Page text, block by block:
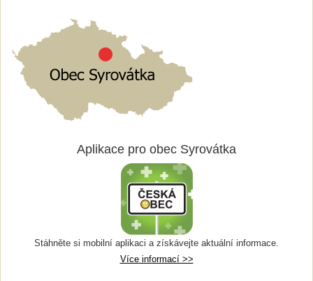
Aplikace pro obec Syrovátka
Stáhněte si mobilní aplikaci a získávejte aktuální informace.
Více informací >>